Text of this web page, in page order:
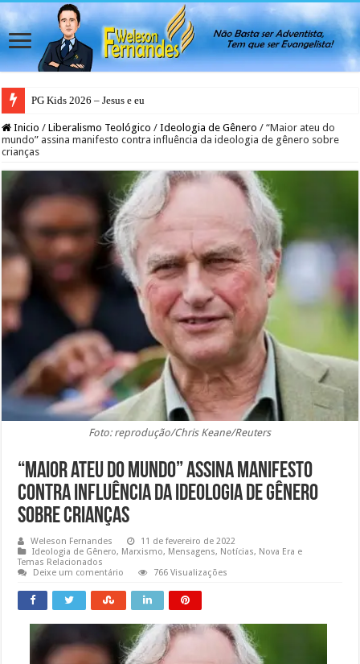
PG Kids 2026 – Jesus e eu
Inicio / Liberalismo Teológico / Ideologia de Gênero / “Maior ateu do
mundo” assina manifesto contra influência da ideologia de gênero sobre
crianças
Foto: reprodução/Chris Keane/Reuters
“Maior ateu do mundo” assina manifesto
contra influência da ideologia de gênero
sobre crianças
Weleson Fernandes
11 de fevereiro de 2022
Ideologia de Gênero, Marxismo, Mensagens, Notícias, Nova Era e
Temas Relacionados
Deixe um comentário
766 Visualizações